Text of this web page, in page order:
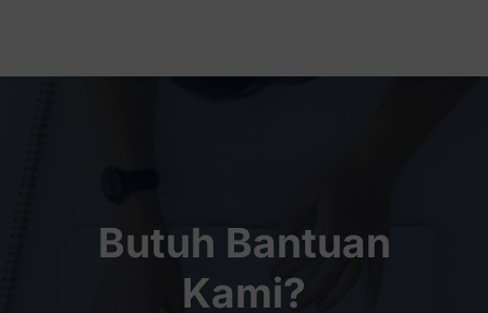
Butuh Bantuan
Kami?